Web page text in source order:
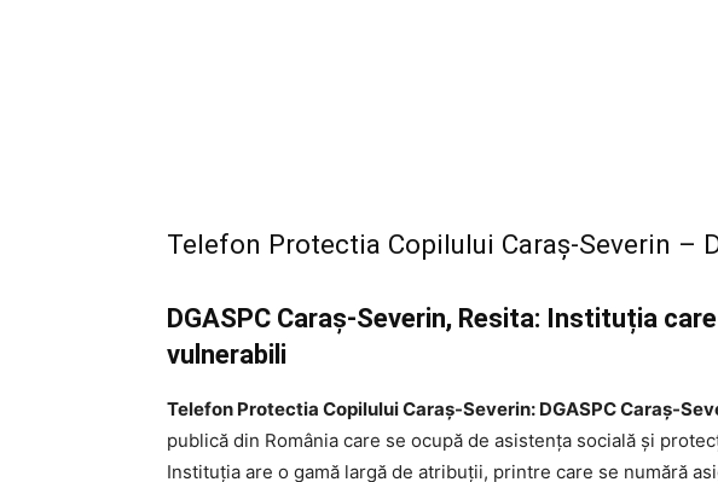
Telefon Protectia Copilului Caraş-Severin –
DGASPC Caraş-Severin, Resita: Instituția
vulnerabili
Telefon Protectia Copilului Caraş-Severin: DGASPC Caraş-
publică din România care se ocupă de asistența socială și
Instituția are o gamă largă de atribuții, printre care se numără